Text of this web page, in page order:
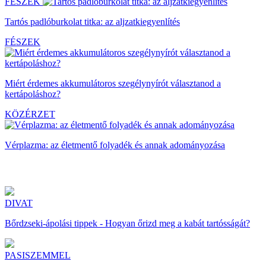
Tartós padlóburkolat titka: az aljzatkiegyenlítés
FÉSZEK
Miért érdemes akkumulátoros szegélynyírót választanod a
kertápoláshoz?
KÖZÉRZET
Vérplazma: az életmentő folyadék és annak adományozása
DIVAT
Bőrdzseki-ápolási tippek - Hogyan őrizd meg a kabát tartósságát?
PASISZEMMEL